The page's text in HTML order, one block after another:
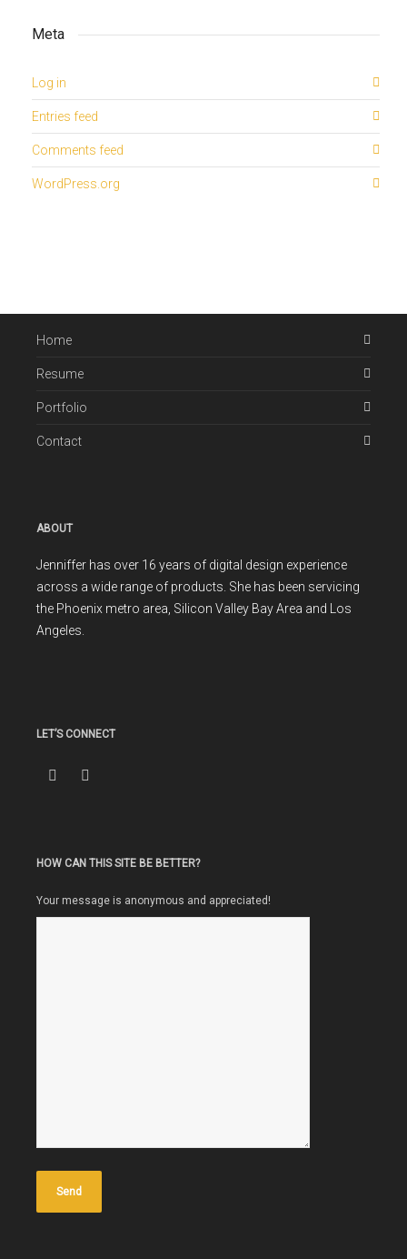
Meta
Log in
Entries feed
Comments feed
WordPress.org
Home
Resume
Portfolio
Contact
ABOUT
Jenniffer has over 16 years of digital design experience
across a wide range of products. She has been servicing
the Phoenix metro area, Silicon Valley Bay Area and Los
Angeles.
LET’S CONNECT
HOW CAN THIS SITE BE BETTER?
Your message is anonymous and appreciated!